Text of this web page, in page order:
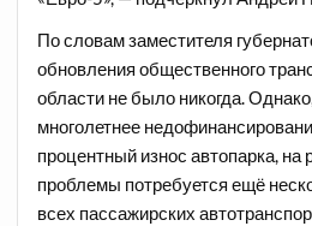
По словам заместителя
обновления общественного
области не было никогда.
многолетнее
процентный износ автопарка,
проблемы потребуется ещё
всех пассажирских